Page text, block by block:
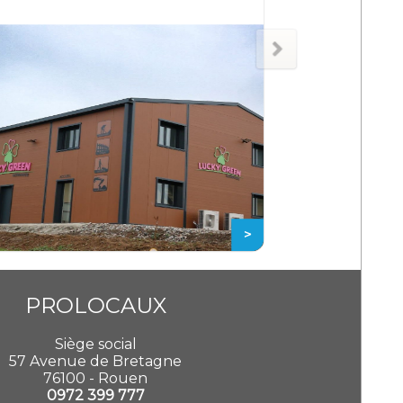
>
PROLOCAUX
Siège social
57 Avenue de Bretagne
76100 - Rouen
0972 399 777